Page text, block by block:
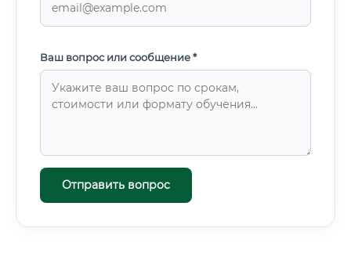
Ваш вопрос или сообщение *
Отправить вопрос